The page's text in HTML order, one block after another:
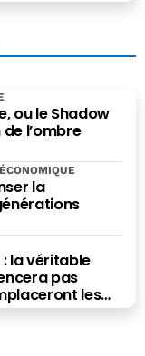
ou le Shadow
de l’ombre
la
la véritable
pas
les
quand ils